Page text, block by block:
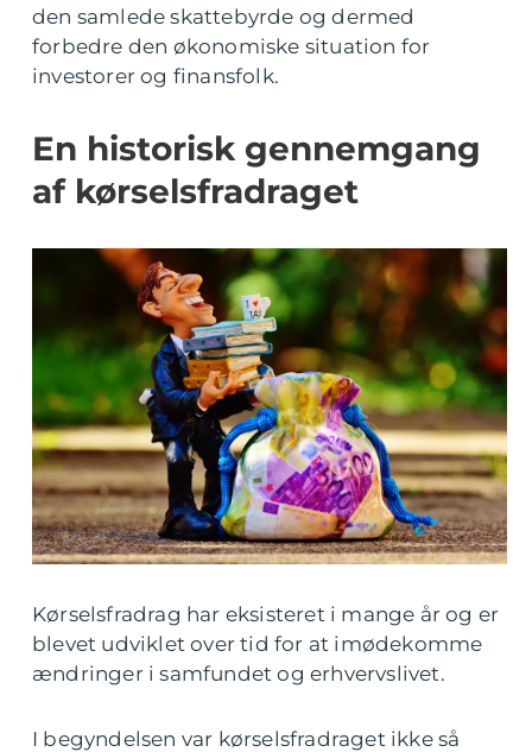
den samlede skattebyrde og dermed
forbedre den økonomiske situation for
investorer og finansfolk.
En historisk gennemgang
af kørselsfradraget
Kørselsfradrag har eksisteret i mange år og er
blevet udviklet over tid for at imødekomme
ændringer i samfundet og erhvervslivet.
I begyndelsen var kørselsfradraget ikke så